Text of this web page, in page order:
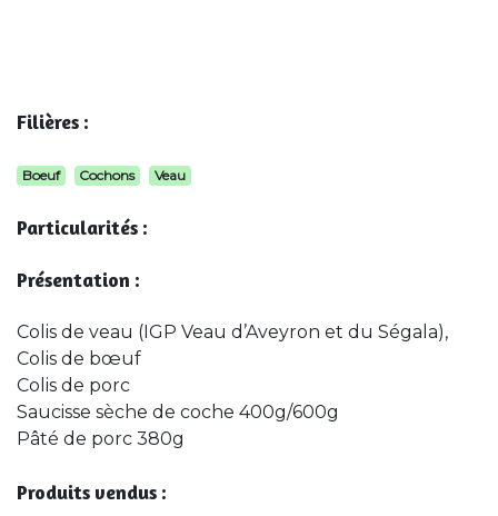
Filières :
Boeuf Cochons Veau
Particularités :
Présentation :
Colis de veau (IGP Veau d’Aveyron et du Ségala),
Colis de bœuf
Colis de porc
Saucisse sèche de coche 400g/600g
Pâté de porc 380g
Produits vendus :